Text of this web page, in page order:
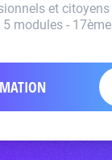
et citoyens
modules - 17ème